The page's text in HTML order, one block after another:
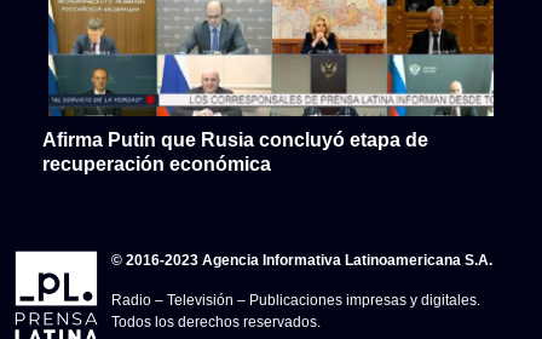
Afirma Putin que Rusia concluyó etapa de
recuperación económica
© 2016-2023 Agencia Informativa Latinoamericana S.A.
Radio – Televisión – Publicaciones impresas y digitales.
Todos los derechos reservados.